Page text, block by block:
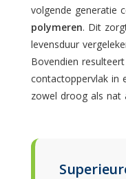
volgende generatie
polymeren. Dit
levensduur
Bovendien
contactoppervlak in
zowel droog als nat